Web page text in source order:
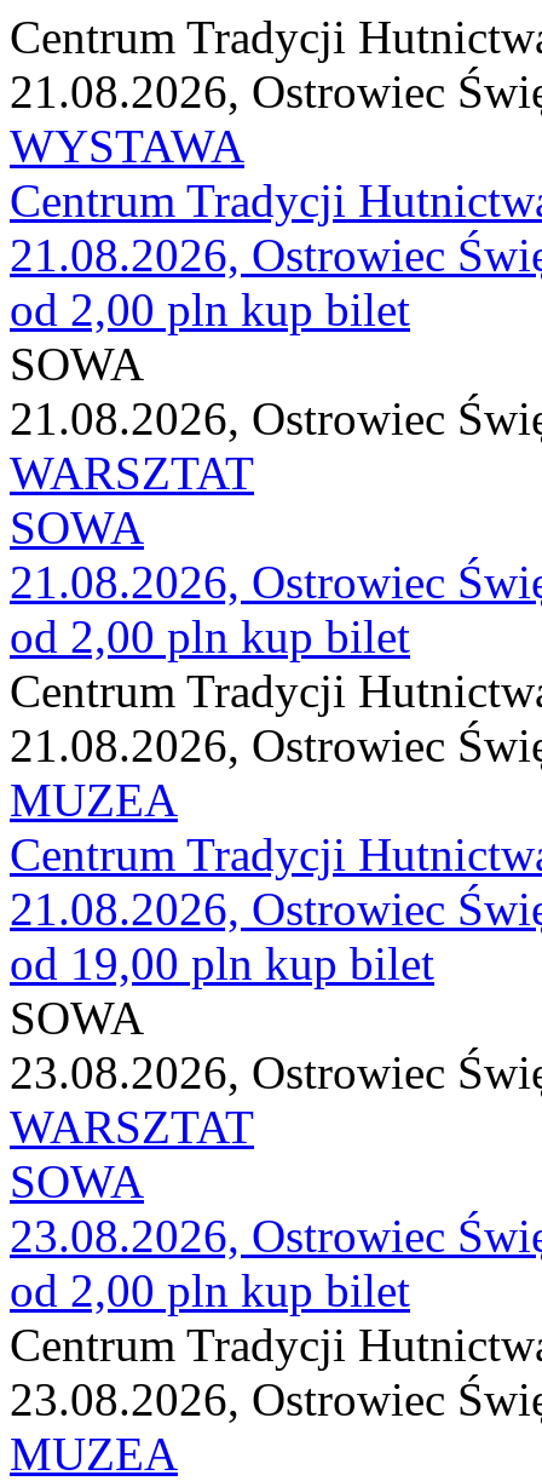
Centrum Tradycji
21.08.2026, Ostrowiec
WYSTAWA
Centrum Tradycji
21.08.2026, Ostrowiec
od 2,00 pln kup bilet
SOWA
21.08.2026, Ostrowiec
WARSZTAT
SOWA
21.08.2026, Ostrowiec
od 2,00 pln kup bilet
Centrum Tradycji
21.08.2026, Ostrowiec
MUZEA
Centrum Tradycji
21.08.2026, Ostrowiec
od 19,00 pln kup bilet
SOWA
23.08.2026, Ostrowiec
WARSZTAT
SOWA
23.08.2026, Ostrowiec
od 2,00 pln kup bilet
Centrum Tradycji
23.08.2026, Ostrowiec
MUZEA